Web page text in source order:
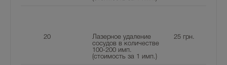
20
Лазерное удаление
сосудов в количестве
100-200 имп.
(стоимость за 1 имп.)
25 грн.